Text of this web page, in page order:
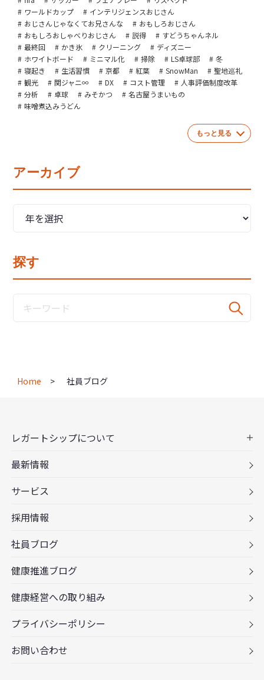
ワールドカップ
インテリジェンスおじさん
おじさんじゃなくてお兄さんな
おもしろおじさん
おもしろおしゃべりおじさん
説得
すどうちゃんネル
最終回
かき氷 クリーニング
ディズニー
ホワイトボード
ミニマル化 掃除 LS卓球部
冬
寝起き
生活習慣 京都 紅葉 SnowMan
聖地巡礼
観光
関ジャニ∞ DX コスト管理
人事評価制度改革
分析
卓球 みそかつ
名古屋うまいもの
味噌煮込みうどん
もっと見る
アーカイブ
探す
Home 社員ブログ
レガートシップについて
最新情報
サービス
採用情報
社員ブログ
健康推進ブログ
健康経営への取り組み
プライバシーポリシー
お問い合わせ